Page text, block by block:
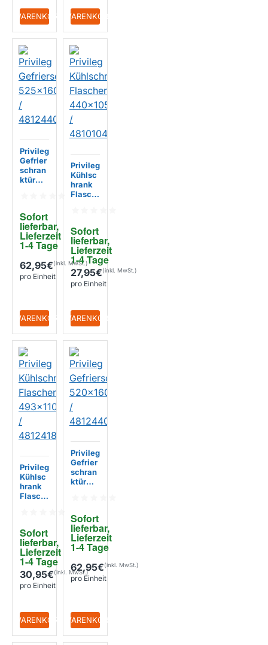
+ WARENKORB+ WARENKORB
Sofort
lieferbar,
Lieferzeit
1-4 Tage
Privileg
Gefrier
schran
ktür
06930
8
62,95€
pro Einheit
+ WARENKORB
Sofort
lieferbar,
Lieferzeit
1-4 Tage
Privileg
Kühlsc
hrank
Flasch
05mm /
481010
471454
27,95€
pro Einheit
+ WARENKORB
Sofort
lieferbar,
Lieferzeit
1-4 Tage
Privileg
Kühlsc
hrank
Flasch
0mm /
481241
829927
30,95€
pro Einheit
+ WARENKORB
Sofort
lieferbar,
Lieferzeit
1-4 Tage
Privileg
Gefrier
schran
ktür
06938
4
62,95€
pro Einheit
+ WARENKORB